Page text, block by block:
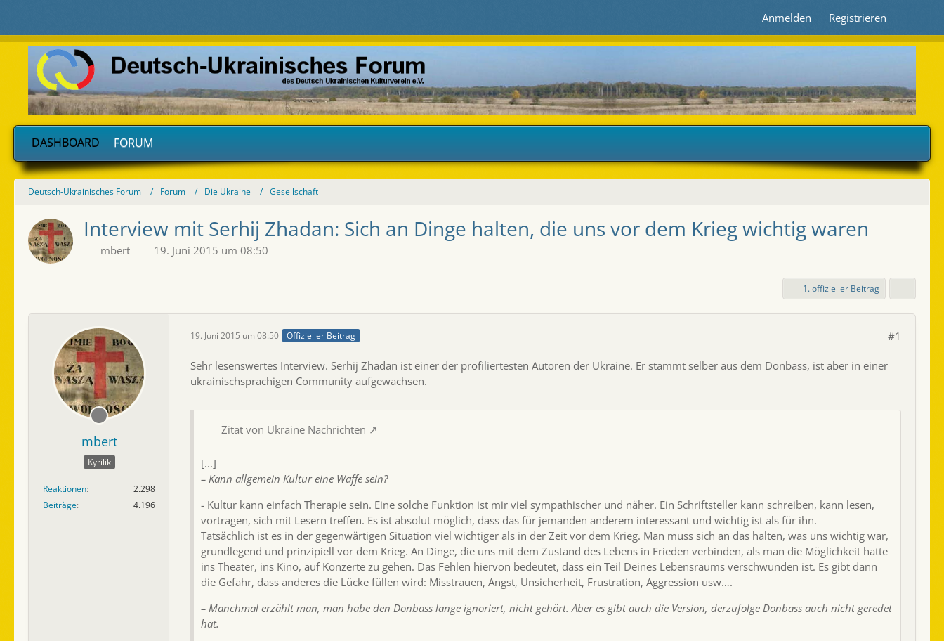
Anmelden Registrieren
DASHBOARD FORUM
Deutsch-Ukrainisches Forum Forum Die Ukraine Gesellschaft
Interview mit Serhij Zhadan: Sich an Dinge halten, die uns vor dem Krieg wichtig waren
mbert 19. Juni 2015 um 08:50
1. offizieller Beitrag
mbert
Kyrilik
Reaktionen
2.298
Beiträge
4.196
19. Juni 2015 um 08:50 Offizieller Beitrag #1
Sehr lesenswertes Interview. Serhij Zhadan ist einer der profiliertesten Autoren der Ukraine. Er stammt selber aus dem Donbass, ist aber in einer
ukrainischsprachigen Community aufgewachsen.
Zitat von Ukraine Nachrichten
[...]
– Kann allgemein Kultur eine Waffe sein?
- Kultur kann einfach Therapie sein. Eine solche Funktion ist mir viel sympathischer und näher. Ein Schriftsteller kann schreiben, kann lesen,
vortragen, sich mit Lesern treffen. Es ist absolut möglich, dass das für jemanden anderem interessant und wichtig ist als für ihn.
Tatsächlich ist es in der gegenwärtigen Situation viel wichtiger als in der Zeit vor dem Krieg. Man muss sich an das halten, was uns wichtig war,
grundlegend und prinzipiell vor dem Krieg. An Dinge, die uns mit dem Zustand des Lebens in Frieden verbinden, als man die Möglichkeit hatte
ins Theater, ins Kino, auf Konzerte zu gehen. Das Fehlen hiervon bedeutet, dass ein Teil Deines Lebensraums verschwunden ist. Es gibt dann
die Gefahr, dass anderes die Lücke füllen wird: Misstrauen, Angst, Unsicherheit, Frustration, Aggression usw….
– Manchmal erzählt man, man habe den Donbass lange ignoriert, nicht gehört. Aber es gibt auch die Version, derzufolge Donbass auch nicht geredet
hat.